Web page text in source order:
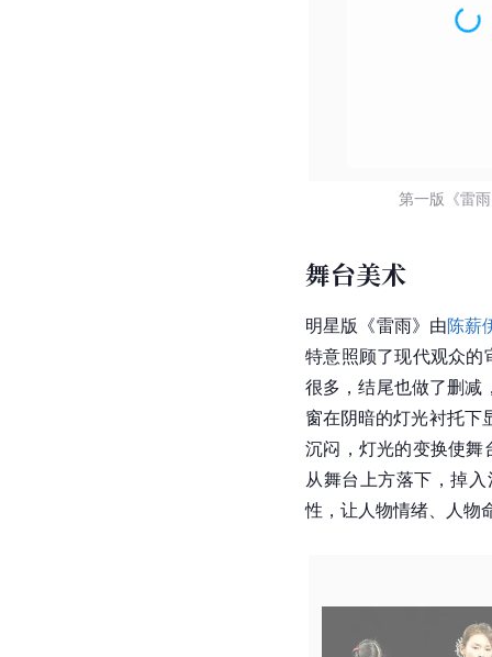
第一版《雷
舞台美术
明星版《雷雨》由陈薪
特意照顾了现代观众的
很多，结尾也做了删减
窗在阴暗的灯光衬托下
沉闷，灯光的变换使舞
从舞台上方落下，掉
性，让人物情绪、人物